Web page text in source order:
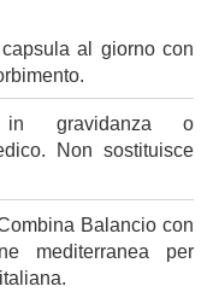
al giorno con
gravidanza o
Non sostituisce
Balancio con
mediterranea per